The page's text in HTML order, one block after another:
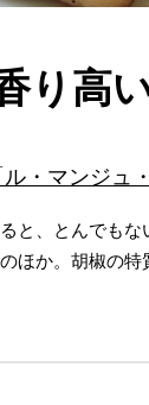
り高
ル・マンジュ
と、とんでも
ほか。胡椒の